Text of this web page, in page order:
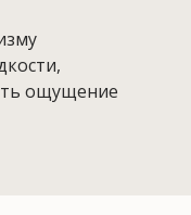
ощущение